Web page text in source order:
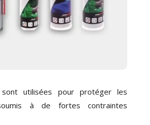
sont utilisées pour protéger les
à de fortes contraintes